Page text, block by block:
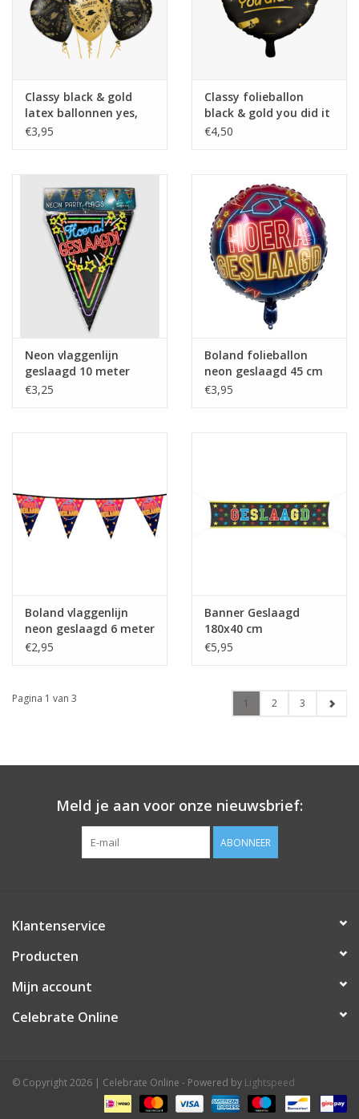
Classy black & gold
latex ballonnen yes,
you did it 6 stuks
€3,95
Classy folieballon
black & gold you did it
46 cm
€4,50
Neon vlaggenlijn
geslaagd 10 meter
€3,25
Boland folieballon
neon geslaagd 45 cm
€3,95
Boland vlaggenlijn
neon geslaagd 6 meter
€2,95
Banner Geslaagd
180x40 cm
€5,95
Pagina 1 van 3 1 2 3
Meld je aan voor onze nieuwsbrief:
ABONNEER
Klantenservice
Producten
Mijn account
Celebrate Online
© Copyright 2026 | Celebrate Online - Powered by Lightspeed